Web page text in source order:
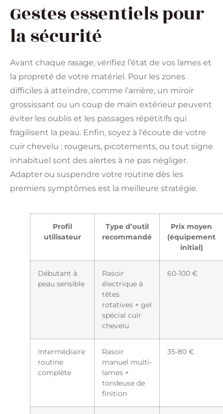
Gestes essentiels pour
la sécurité
Avant chaque rasage, vérifiez l’état de vos lames et
la propreté de votre matériel. Pour les zones
difficiles à atteindre, comme l’arrière, un miroir
grossissant ou un coup de main extérieur peuvent
éviter les oublis et les passages répétitifs qui
fragilisent la peau. Enfin, soyez à l’écoute de votre
cuir chevelu : rougeurs, picotements, ou tout signe
inhabituel sont des alertes à ne pas négliger.
Adapter ou suspendre votre routine dès les
premiers symptômes est la meilleure stratégie.
Profil
utilisateur
Type d’outil
recommandé
Prix moyen
(équipement
initial)
Débutant à
peau sensible
Rasoir
électrique à
têtes
rotatives + gel
spécial cuir
chevelu
60-100 €
Intermédiaire
routine
complète
Rasoir
manuel multi-
lames +
tondeuse de
finition
35-80 €